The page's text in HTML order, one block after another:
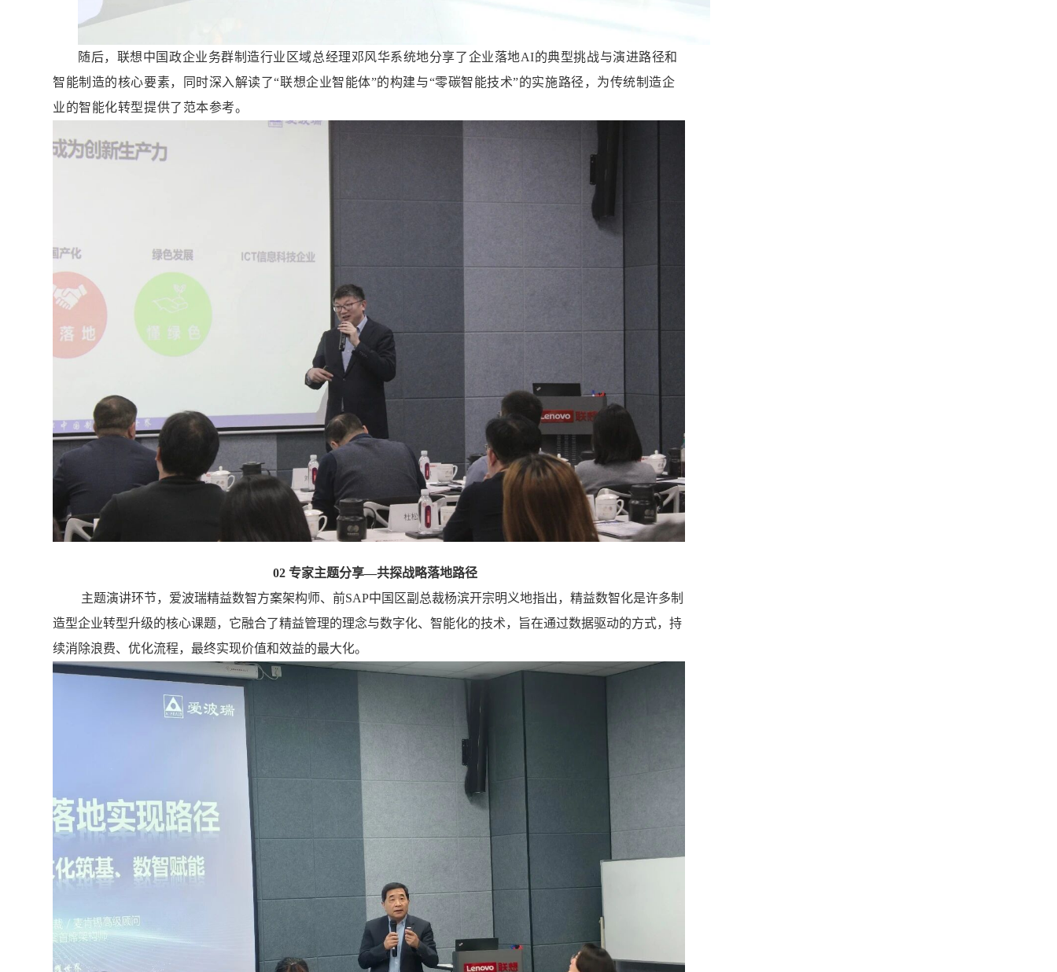
随后，联想中国政企业务群制造行业区域总经理邓风华系统地分享了企业落地AI的典型挑战与演进路径和
智能制造的核心要素，同时深入解读了“联想企业智能体”的构建与“零碳智能技术”的实施路径，为传统制造企
业的智能化转型提供了范本参考。
02 专家主题分享—共探战略落地路径
主题演讲环节，爱波瑞精益数智方案架构师、前SAP中国区副总裁杨滨开宗明义地指出，精益数智化是许多制
造型企业转型升级的核心课题，它融合了精益管理的理念与数字化、智能化的技术，旨在通过数据驱动的方式，持
续消除浪费、优化流程，最终实现价值和效益的最大化。